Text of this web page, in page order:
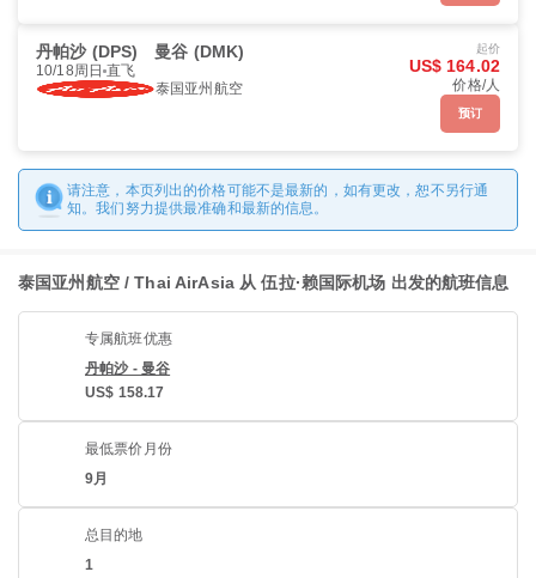
丹帕沙 (DPS) 曼谷 (DMK)
10/18周日 直飞
泰国亚州航空
起价
US$ 164.02
价格/人
预订
请注意，本页列出的价格可能不是最新的，如有更改，恕不另行通
知。我们努力提供最准确和最新的信息。
泰国亚州航空 / Thai AirAsia 从 伍拉·赖国际机场 出发的航班信息
专属航班优惠
丹帕沙 - 曼谷
US$ 158.17
最低票价月份
9月
总目的地
1